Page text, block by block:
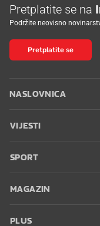
Pretplatite se na
Podržite neovisno
Pretplatite se
NASLOVNICA
VIJESTI
SPORT
MAGAZIN
PLUS